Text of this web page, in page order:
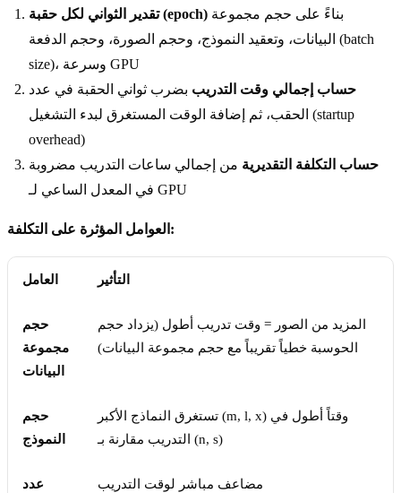
تقدير الثواني لكل حقبة (epoch)
البيانات، وتعقيد النموذج، وحجم الصورة، وحجم الدفعة (batch
size)، وسرعة GPU
حساب إجمالي وقت التدريب بضرب ثواني الحقبة في عدد
الحقب، ثم إضافة الوقت المستغرق لبدء التشغيل (startup
overhead)
حساب التكلفة التقديرية من إجمالي ساعات التدريب مضروبة
في المعدل الساعي لـ GPU
العوامل المؤثرة على التكلفة:
العامل التأثير
حجم
مجموعة
البيانات
المزيد من الصور = وقت تدريب أطول (يزداد حجم
الحوسبة خطياً تقريباً مع حجم مجموعة البيانات)
حجم
النموذج
تستغرق النماذج الأكبر (m, l, x) وقتاً أطول في
التدريب مقارنة بـ (n, s)
عدد
مضاعف مباشر لوقت التدريب